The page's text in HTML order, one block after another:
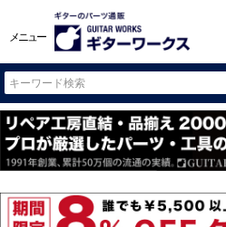
メニュー